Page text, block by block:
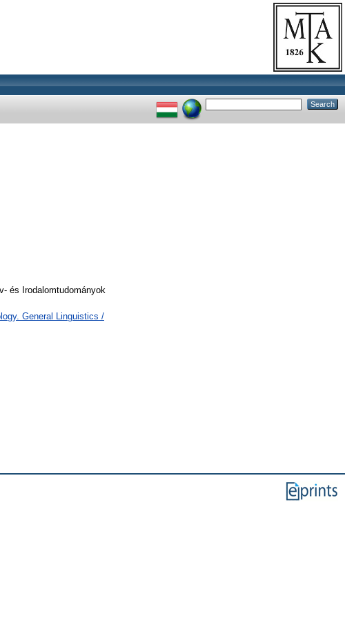
és Irodalomtudományok
General Linguistics /